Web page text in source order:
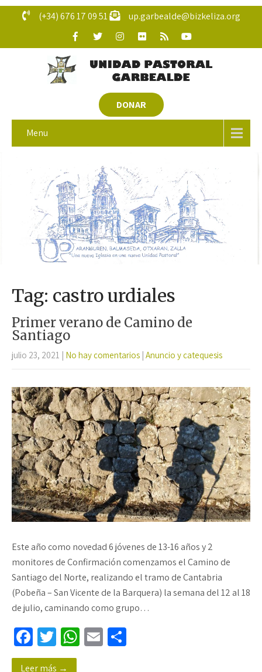
(+34) 676 17 09 51 up.garbealde@bizkeliza.org
DONAR
Menu
Tag: castro urdiales
Primer verano de Camino de
Santiago
julio 23, 2021 No hay comentarios Anuncio y catequesis
Este año como novedad 6 jóvenes de 13-16 años y 2
monitores de Confirmación comenzamos el Camino de
Santiago del Norte, realizando el tramo de Cantabria
(Pobeña – San Vicente de la Barquera) la semana del 12 al 18
de julio, caminando como grupo…
Fa
ce
T
wi
W E
Leer más →